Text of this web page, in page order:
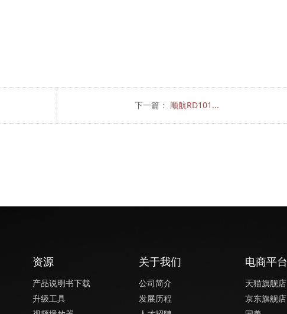
下一篇： 顺航RD101...
资源
产品说明书下载
升级工具
关于我们
公司简介
发展历程
电商平台
天猫旗舰店
京东旗舰店